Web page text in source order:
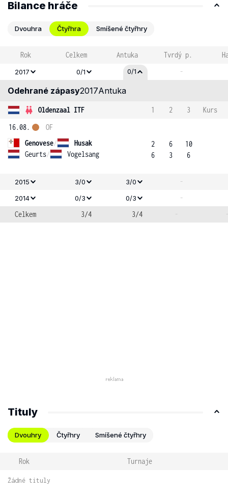
Bilance hráče
Dvouhra Čtyřhra Smíšené čtyřhry
Rok Celkem Antuka Tvrdý p.
2017 0/1 0/1 -
Odehrané zápasy2017Antuka
Oldenzaal ITF 1 2 3
Kurs
16.08.
Genovese/
Husak
Geurts/ Vogelsang
OF
2
6
6
3
10
6
2015 3/0 3/0 -
2014 0/3 0/3
-
Celkem
3/4 3/4 -
Tituly
Dvouhry Čtyřhry Smíšené čtyřhry
Rok Turnaje
Žádné tituly